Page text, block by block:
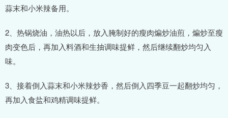
蒜末和小米辣备用。
2、热锅烧油，油热以后，放入腌制好的瘦肉煸炒油煎，煸炒至瘦
肉变色后，再加入料酒和生抽调味提鲜，然后继续翻炒均匀入
味。
3、接着倒入蒜末和小米辣炒香，然后倒入四季豆一起翻炒均匀，
再加入食盐和鸡精调味提鲜。